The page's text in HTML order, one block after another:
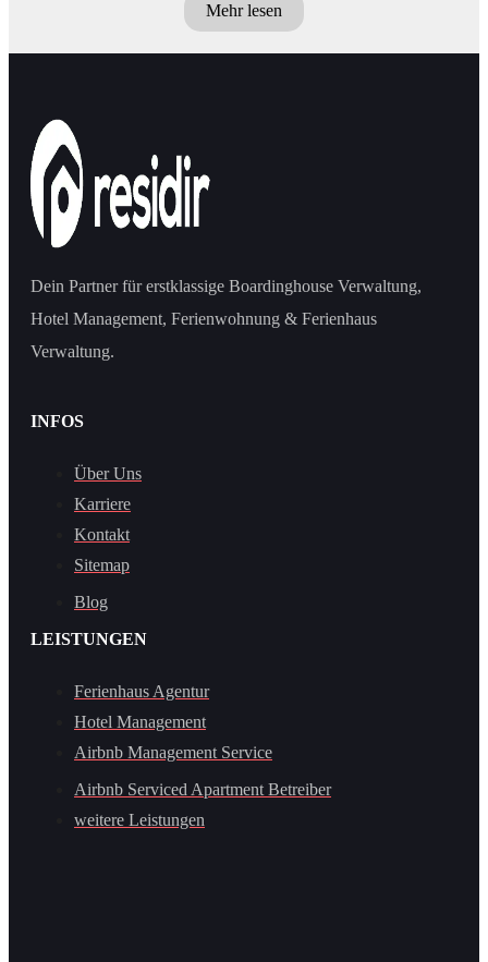
Mehr lesen
Dein Partner für erstklassige Boardinghouse Verwaltung,
Hotel Management, Ferienwohnung & Ferienhaus
Verwaltung.
INFOS
Über Uns
Karriere
Kontakt
Sitemap
Blog
LEISTUNGEN
Ferienhaus Agentur
Hotel Management
Airbnb Management Service
Airbnb Serviced Apartment Betreiber
weitere Leistungen